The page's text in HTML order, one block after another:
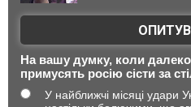
На вашу думку, коли
примусять росію сісти за
У найближчі місяці удари